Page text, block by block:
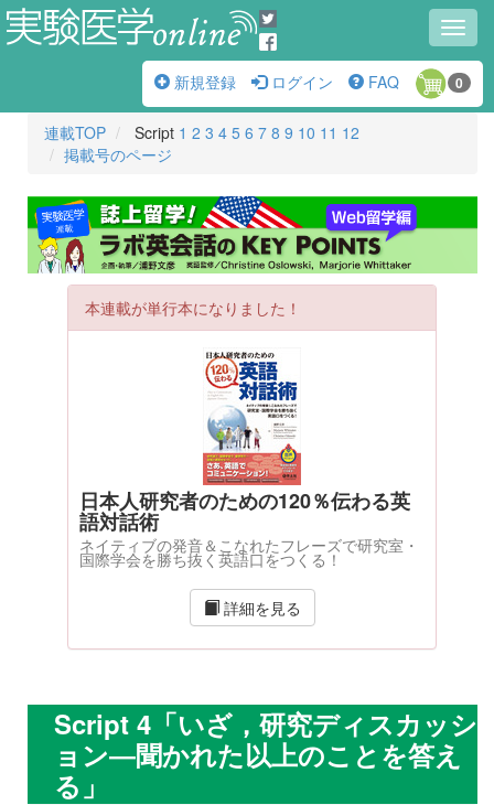
新規登録
ログイン FAQ 0
連載TOP Script 1 2 3 4 5 6 7 8 9 10 11 12
掲載号のページ
本連載が単行本になりました！
日本人研究者のための120％伝わる英
語対話術
ネイティブの発音＆こなれたフレーズで研究室・
国際学会を勝ち抜く英語口をつくる！
詳細を見る
Script 4「いざ，研究ディスカッシ
ョン―聞かれた以上のことを答え
る」